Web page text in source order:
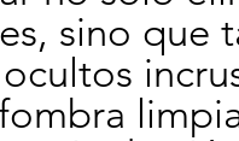
sino que